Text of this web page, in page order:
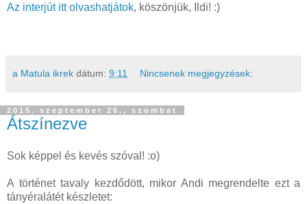
Az interjút itt olvashatjátok, köszönjük, Ildi! :)
a Matula ikrek dátum: 9:11 Nincsenek megjegyzések:
2015. szeptember 26., szombat
Átszínezve
Sok képpel és kevés szóval! :o)
A történet tavaly kezdődött, mikor Andi megrendelte ezt a
tányéralátét készletet: